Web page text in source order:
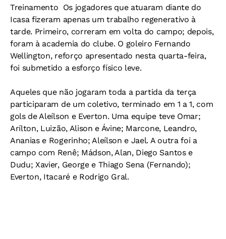
Treinamento  Os jogadores que atuaram diante do
Icasa fizeram apenas um trabalho regenerativo à
tarde. Primeiro, correram em volta do campo; depois,
foram à academia do clube. O goleiro Fernando
Wellington, reforço apresentado nesta quarta-feira,
foi submetido a esforço físico leve.
Aqueles que não jogaram toda a partida da terça
participaram de um coletivo, terminado em 1 a 1, com
gols de Aleílson e Everton. Uma equipe teve Omar;
Arílton, Luizão, Alison e Ávine; Marcone, Leandro,
Ananias e Rogerinho; Aleílson e Jael. A outra foi a
campo com Renê; Mádson, Alan, Diego Santos e
Dudu; Xavier, George e Thiago Sena (Fernando);
Everton, Itacaré e Rodrigo Gral.